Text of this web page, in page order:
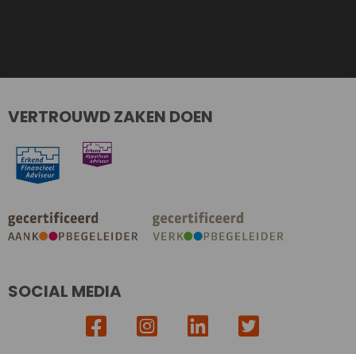
VERTROUWD ZAKEN DOEN
SOCIAL MEDIA